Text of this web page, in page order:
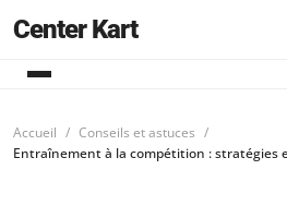
Center Kart
Accueil
Conseils et astuces
Entraînement à la compétition : stratégies